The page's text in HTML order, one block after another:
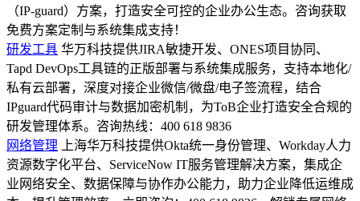
（IP-guard）方案，打造安全可控的企业办公生态。咨询获取
免费方案定制与系统集成支持！
研发工具 华万科技提供JIRA敏捷开发、ONES项目协同、
Tapd DevOps工具链的正版部署与系统集成服务，支持本地化/
私有云部署，深度对接企业微信/微盘/电子签流程，结合
IPguard代码审计与数据加密机制，为ToB企业打造安全合规的
研发管理体系。咨询热线：400 618 9836
网络管理
上海华万科技提供Okta统一身份管理、Workday人力
资源数字化平台、ServiceNow IT服务管理解决方案，集成企
业网络安全、数据保障与协作办公能力，助力企业降低运维成